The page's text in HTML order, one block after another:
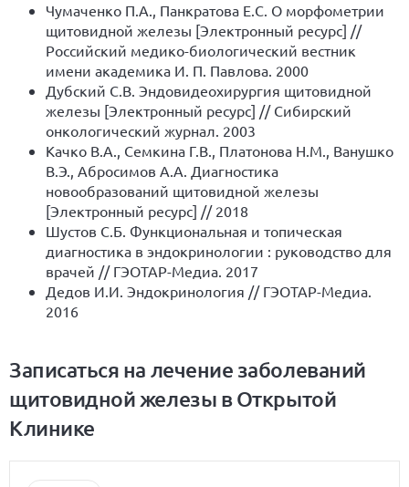
Чумаченко П.А., Панкратова Е.С. О морфометрии
щитовидной железы [Электронный ресурс] //
Российский медико-биологический вестник
имени академика И. П. Павлова. 2000
Дубский С.В. Эндовидеохирургия щитовидной
железы [Электронный ресурс] // Сибирский
онкологический журнал. 2003
Качко В.А., Семкина Г.В., Платонова Н.М., Ванушко
В.Э., Абросимов А.А. Диагностика
новообразований щитовидной железы
[Электронный ресурс] // 2018
Шустов С.Б. Функциональная и топическая
диагностика в эндокринологии : руководство для
врачей // ГЭОТАР-Медиа. 2017
Дедов И.И. Эндокринология // ГЭОТАР-Медиа.
2016
Записаться на лечение заболеваний
щитовидной железы в Открытой
Клинике